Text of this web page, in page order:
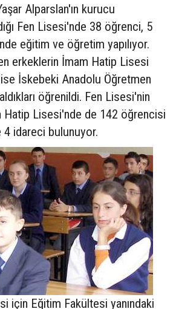
Alparslan'ın kurucu
Fen Lisesi'nde 38 öğrenci, 5
eğitim ve öğretim yapılıyor.
erkeklerin İmam Hatip Lisesi
ise İskebeki Anadolu Öğretmen
öğrenildi. Fen Lisesi'nin
Hatip Lisesi'nde de 142 öğrencisi
idareci bulunuyor.
için Eğitim Fakültesi yanındaki